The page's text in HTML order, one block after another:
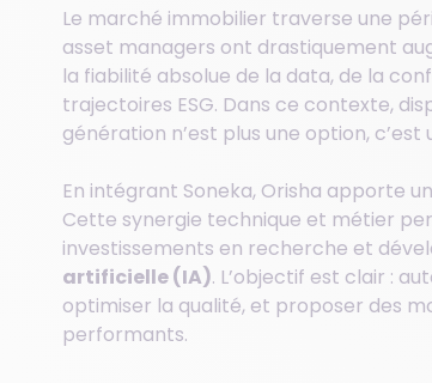
Le marché immobilier traverse une
asset managers ont drastiquement
la fiabilité absolue de la data, de la
trajectoires ESG. Dans ce contexte,
génération n’est plus une option,
En intégrant Soneka, Orisha apporte
Cette synergie technique et métier
investissements en recherche et
artificielle (IA). L’objectif est clair :
optimiser la qualité, et proposer des
performants.